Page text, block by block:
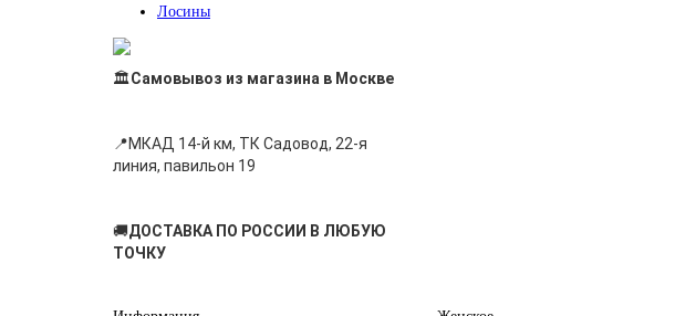
Лосины
🏛Самовывоз из магазина в Москве
📍МКАД 14-й км, ТК Садовод, 22-я
линия, павильон 19
🚚ДОСТАВКА ПО РОССИИ В ЛЮБУЮ
ТОЧКУ